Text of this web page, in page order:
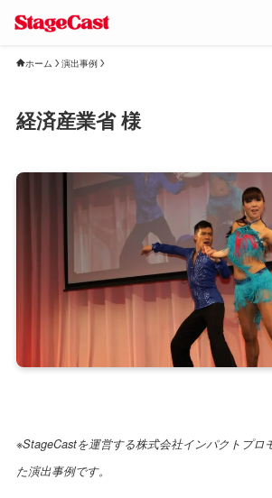
ホーム 演出事例
経済産業省 様
※StageCastを運営する株式会社インパクトプロ
た演出事例です。